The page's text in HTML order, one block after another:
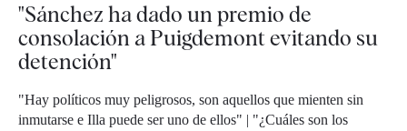
"Sánchez ha dado un premio de
consolación a Puigdemont evitando su
detención"
"Hay políticos muy peligrosos, son aquellos que mienten sin
inmutarse e Illa puede ser uno de ellos" | "¿Cuáles son los